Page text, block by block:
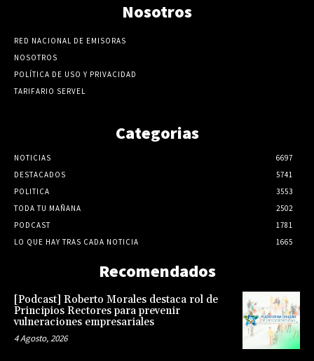
Nosotros
RED NACIONAL DE EMISORAS
NOSOTROS
POLÍTICA DE USO Y PRIVACIDAD
TARIFARIO SERVEL
Categorias
NOTICIAS
6697
DESTACADOS
5741
POLITICA
3553
TODA TU MAÑANA
2502
PODCAST
1781
LO QUE HAY TRAS CADA NOTICIA
1665
Recomendados
[Podcast] Roberto Morales destaca rol de
Principios Rectores para prevenir
vulneraciones empresariales
4 Agosto, 2026